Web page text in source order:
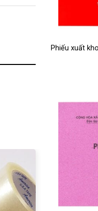
Phiếu xuất